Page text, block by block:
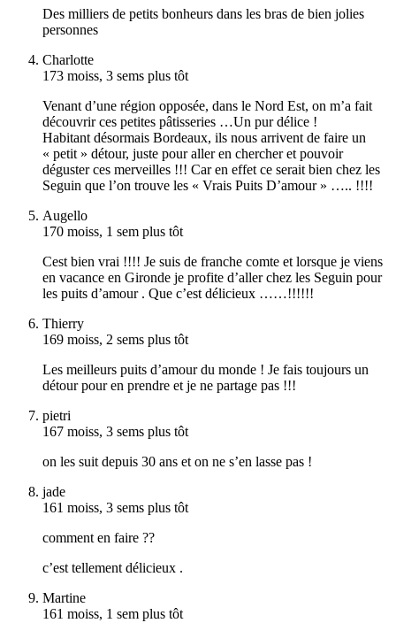
Des milliers de petits bonheurs dans les bras de bien jolies
personnes
Charlotte
173 moiss, 3 sems plus tôt
Venant d’une région opposée, dans le Nord Est, on m’a fait
découvrir ces petites pâtisseries …Un pur délice !
Habitant désormais Bordeaux, ils nous arrivent de faire un
« petit » détour, juste pour aller en chercher et pouvoir
déguster ces merveilles !!! Car en effet ce serait bien chez les
Seguin que l’on trouve les « Vrais Puits D’amour » ….. !!!!
Augello
170 moiss, 1 sem plus tôt
Cest bien vrai !!!! Je suis de franche comte et lorsque je viens
en vacance en Gironde je profite d’aller chez les Seguin pour
les puits d’amour . Que c’est délicieux ……!!!!!!
Thierry
169 moiss, 2 sems plus tôt
Les meilleurs puits d’amour du monde ! Je fais toujours un
détour pour en prendre et je ne partage pas !!!
pietri
167 moiss, 3 sems plus tôt
on les suit depuis 30 ans et on ne s’en lasse pas !
jade
161 moiss, 3 sems plus tôt
comment en faire ??
c’est tellement délicieux .
Martine
161 moiss, 1 sem plus tôt